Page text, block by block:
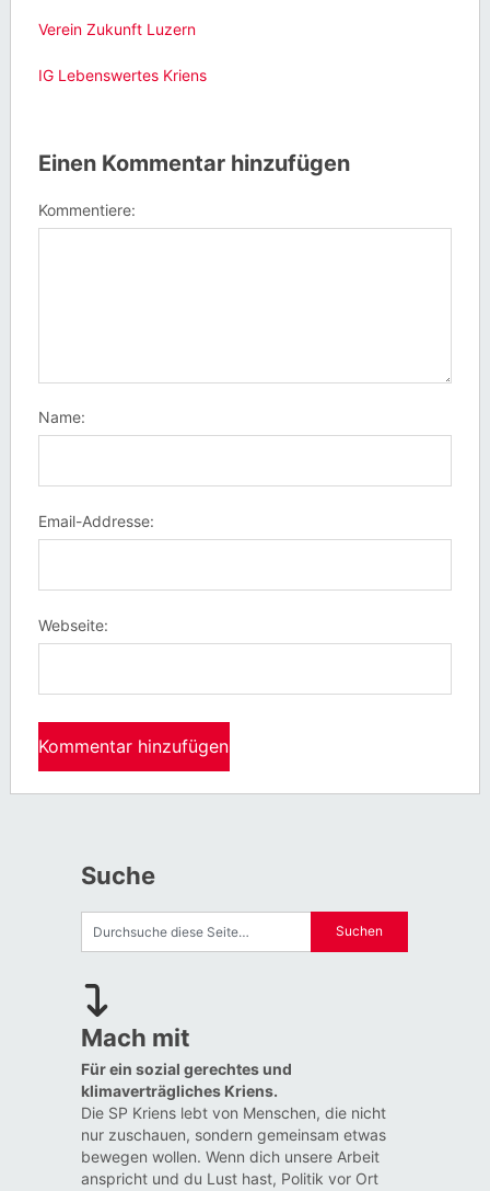
Verein Zukunft Luzern
IG Lebenswertes Kriens
Einen Kommentar hinzufügen
Kommentiere:
Name:
Email-Addresse:
Webseite:
Suche
Mach mit
Für ein sozial gerechtes und
klimaverträgliches Kriens.
Die SP Kriens lebt von Menschen, die nicht
nur zuschauen, sondern gemeinsam etwas
bewegen wollen. Wenn dich unsere Arbeit
anspricht und du Lust hast, Politik vor Ort